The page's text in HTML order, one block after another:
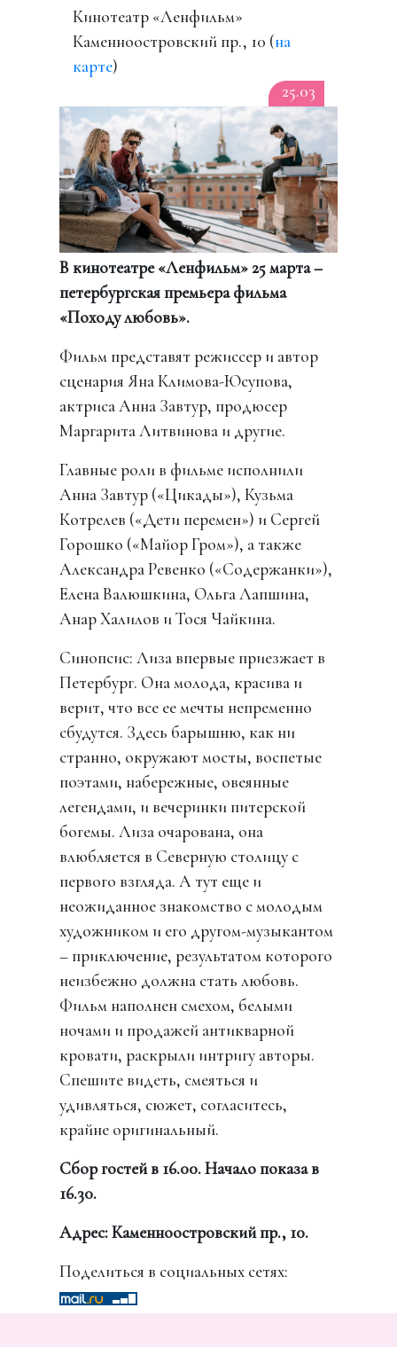
Кинотеатр «Ленфильм»
Каменноостровский пр., 10 (на
карте)
25.03
В кинотеатре «Ленфильм» 25 марта –
петербургская премьера фильма
«Походу любовь».
Фильм представят режиссер и автор
сценария Яна Климова-Юсупова,
актриса Анна Завтур, продюсер
Маргарита Литвинова и другие.
Главные роли в фильме исполнили
Анна Завтур («Цикады»), Кузьма
Котрелев («Дети перемен») и Сергей
Горошко («Майор Гром»), а также
Александра Ревенко («Содержанки»),
Елена Валюшкина, Ольга Лапшина,
Анар Халилов и Тося Чайкина.
Синопсис: Лиза впервые приезжает в
Петербург. Она молода, красива и
верит, что все ее мечты непременно
сбудутся. Здесь барышню, как ни
странно, окружают мосты, воспетые
поэтами, набережные, овеянные
легендами, и вечеринки питерской
богемы. Лиза очарована, она
влюбляется в Северную столицу с
первого взгляда. А тут еще и
неожиданное знакомство с молодым
художником и его другом-музыкантом
– приключение, результатом которого
неизбежно должна стать любовь.
Фильм наполнен смехом, белыми
ночами и продажей антикварной
кровати, раскрыли интригу авторы.
Спешите видеть, смеяться и
удивляться, сюжет, согласитесь,
крайне оригинальный.
Сбор гостей в 16.00. Начало показа в
16.30.
Адрес: Каменноостровский пр., 10.
Поделиться в социальных сетях: